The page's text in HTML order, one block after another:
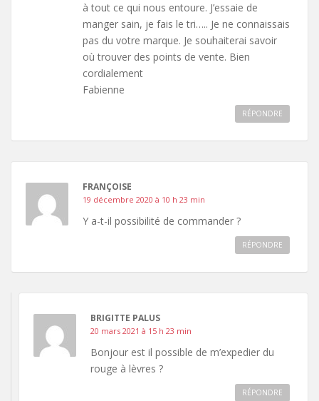
à tout ce qui nous entoure. J’essaie de
manger sain, je fais le tri….. Je ne connaissais
pas du votre marque. Je souhaiterai savoir
où trouver des points de vente. Bien
cordialement
Fabienne
RÉPONDRE
FRANÇOISE
19 décembre 2020 à 10 h 23 min
Y a-t-il possibilité de commander ?
RÉPONDRE
BRIGITTE PALUS
20 mars 2021 à 15 h 23 min
Bonjour est il possible de m’expedier du
rouge à lèvres ?
RÉPONDRE